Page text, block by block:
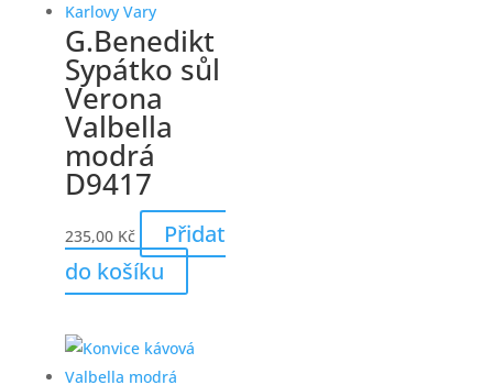
G.Benedikt
Sypátko sůl
Verona
Valbella
modrá
D9417
235,00 Kč
Přidat
do košíku